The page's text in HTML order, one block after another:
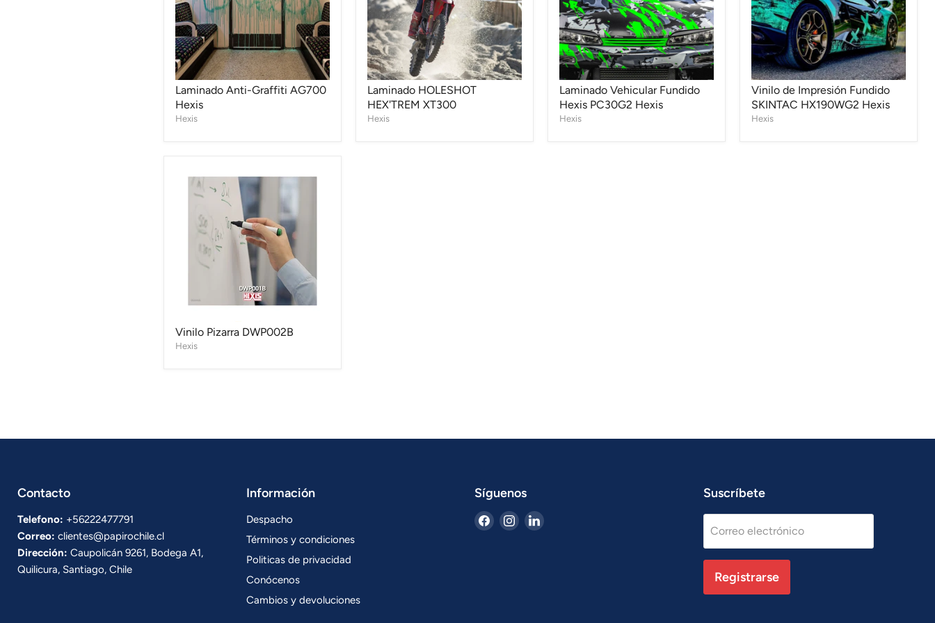
Laminado Anti-Graffiti AG700
Hexis
Hexis
Laminado HOLESHOT
HEX'TREM XT300
Hexis
Laminado Vehicular Fundido
Hexis PC30G2 Hexis
Hexis
Hexis
Vinilo de Impresión Fundido
SKINTAC HX190WG2 Hexis
Hexis
Pizarra
DWP002B
Vinilo Pizarra DWP002B
Hexis
Contacto
Telefono: +56222477791
Correo: clientes@papirochile.cl
Dirección: Caupolicán 9261, Bodega A1,
Quilicura, Santiago, Chile
Información
Despacho
Términos y condiciones
Politicas de privacidad
Conócenos
Cambios y devoluciones
Síguenos
Encuéntrenos
Encuéntrenos
Encuéntrenos
Suscríbete
Correo electrónico
Registrarse